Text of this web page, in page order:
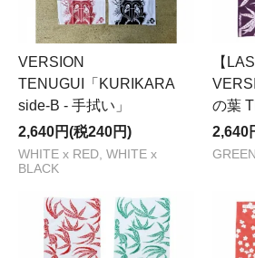
VERSION
TENUGUI「KURIKARA
side-B - 手拭い」
2,640円(税240円)
WHITE x RED, WHITE x
BLACK
【
の葉
2,640